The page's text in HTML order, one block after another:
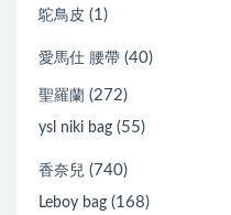
鴕鳥皮 (1)
愛馬仕 腰帶 (40)
聖羅蘭 (272)
ysl niki bag (55)
香奈兒 (740)
Leboy bag (168)